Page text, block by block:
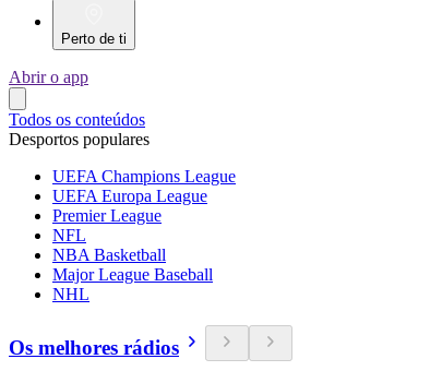
Perto de ti
Abrir o app
Todos os conteúdos
Desportos populares
UEFA Champions League
UEFA Europa League
Premier League
NFL
NBA Basketball
Major League Baseball
NHL
Os melhores rádios